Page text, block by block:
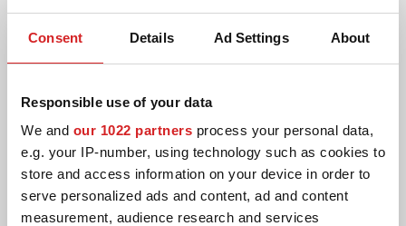
Consent Details Ad Settings About
Responsible use of your data
We and our 1022 partners process your personal data,
e.g. your IP-number, using technology such as cookies to
store and access information on your device in order to
serve personalized ads and content, ad and content
measurement, audience research and services
RECHERCHER